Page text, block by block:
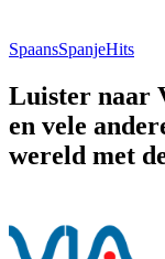
SpaansSpanjeHits
Luister naar
en vele
wereld met